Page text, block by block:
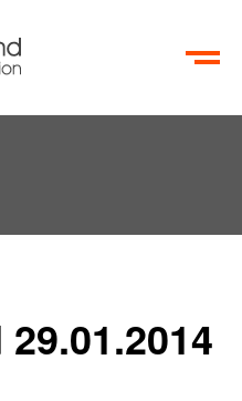
5700